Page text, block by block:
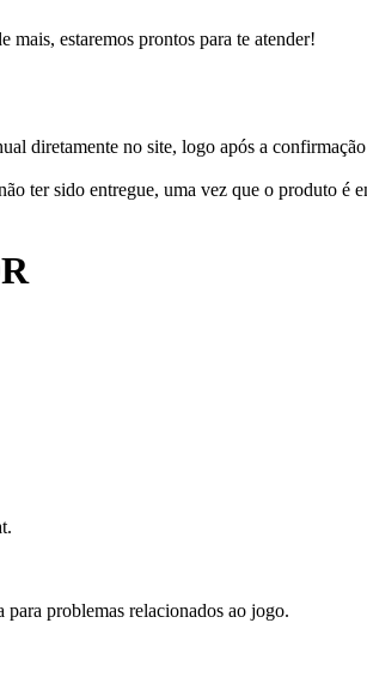
mais, estaremos prontos para te atender!
diretamente no site, logo após a
ter sido entregue, uma vez que o produto é
para problemas relacionados ao jogo.